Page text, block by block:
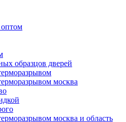
образцов дверей
москва
москва и область